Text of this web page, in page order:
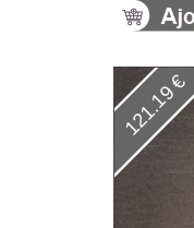
121.19 €